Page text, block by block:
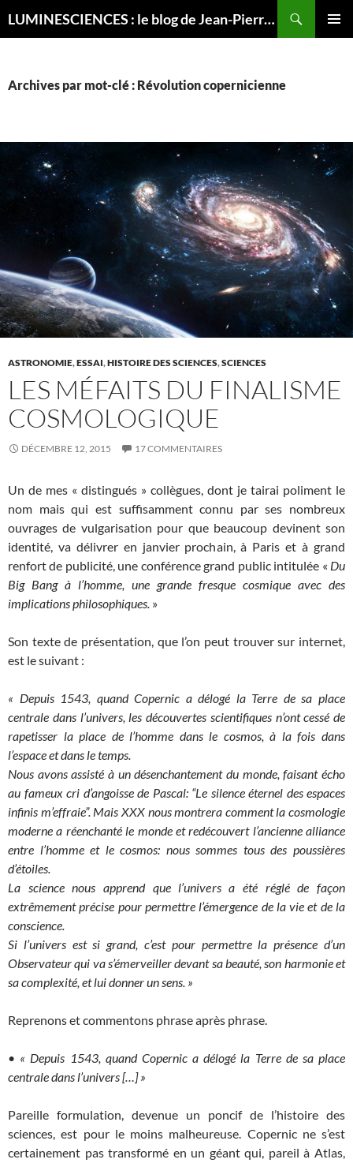
LUMINESCIENCES : le blog de Jean-Pierre LUMINET, astrophysicien
Archives par mot-clé : Révolution copernicienne
ASTRONOMIE,ESSAI,HISTOIRE DES SCIENCES,SCIENCES
LES MÉFAITS DU FINALISME
COSMOLOGIQUE
DÉCEMBRE 12, 2015 17 COMMENTAIRES
Un de mes « distingués » collègues, dont je tairai poliment le
nom mais qui est suffisamment connu par ses nombreux
ouvrages de vulgarisation pour que beaucoup devinent son
identité, va délivrer en janvier prochain, à Paris et à grand
renfort de publicité, une conférence grand public intitulée « Du
Big Bang à l’homme, une grande fresque cosmique avec des
implications philosophiques. »
Son texte de présentation, que l’on peut trouver sur internet,
est le suivant :
« Depuis 1543, quand Copernic a délogé la Terre de sa place
centrale dans l’univers, les découvertes scientifiques n’ont cessé de
rapetisser la place de l’homme dans le cosmos, à la fois dans
l’espace et dans le temps.
Nous avons assisté à un désenchantement du monde, faisant écho
au fameux cri d’angoisse de Pascal: “Le silence éternel des espaces
infinis m’effraie”. Mais XXX nous montrera comment la cosmologie
moderne a réenchanté le monde et redécouvert l’ancienne alliance
entre l’homme et le cosmos: nous sommes tous des poussières
d’étoiles.
La science nous apprend que l’univers a été réglé de façon
extrêmement précise pour permettre l’émergence de la vie et de la
conscience.
Si l’univers est si grand, c’est pour permettre la présence d’un
Observateur qui va s’émerveiller devant sa beauté, son harmonie et
sa complexité, et lui donner un sens. »
Reprenons et commentons phrase après phrase.
• « Depuis 1543, quand Copernic a délogé la Terre de sa place
centrale dans l’univers […] »
Pareille formulation, devenue un poncif de l’histoire des
sciences, est pour le moins malheureuse. Copernic ne s’est
certainement pas transformé en un géant qui, pareil à Atlas,